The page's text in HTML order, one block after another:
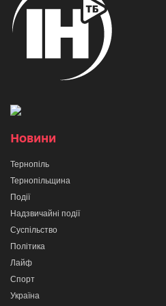
Новини
Тернопіль
Тернопільщина
Події
Надзвичайні події
Суспільство
Політика
Лайф
Спорт
Україна